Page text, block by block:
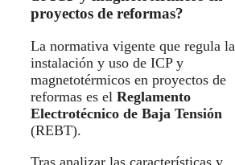
proyectos de reformas?
La normativa vigente que regula la
instalación y uso de ICP y
magnetotérmicos en proyectos de
reformas es el Reglamento
Electrotécnico de Baja Tensión
(REBT).
Tras analizar las características y